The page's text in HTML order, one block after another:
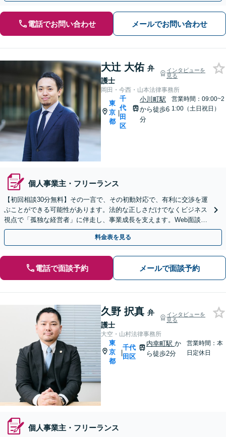
電話でお問い合わせ メールでお問い合わせ
大辻 大佑 弁
護士
インタビューを
見る
岡田・今西・山本法律事務所
東
京
都
|
千
代
田
区
小川町駅
から徒歩6
分
営業時間：09:00~2
1:00（土日祝日）
個人事業主・フリーランス
【初回相談30分無料】その一言で、その初動対応で、有利に交渉を運
ぶことができる可能性があります。法的な正しさだけでなくビジネス
視点で「孤独な経営者」に伴走し、事業成長を支えます。Web面談・
セカンドオピニオン対応可。
料金表を見る
電話で面談予約 メールで面談予約
久野 択真 弁
護士
インタビューを
見る
大空・山村法律事務所
東
京
都
|
千代
田区
内幸町駅か
ら徒歩2分
営業時間：本
日定休日
個人事業主・フリーランス